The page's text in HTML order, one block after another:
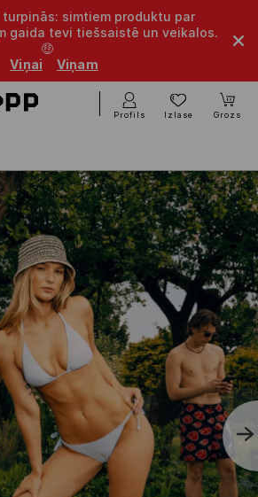
simtiem produktu par
gaida tevi tiešsaistē un veikalos.
🤑
Viņai
Viņam
Profils Izlase Grozs